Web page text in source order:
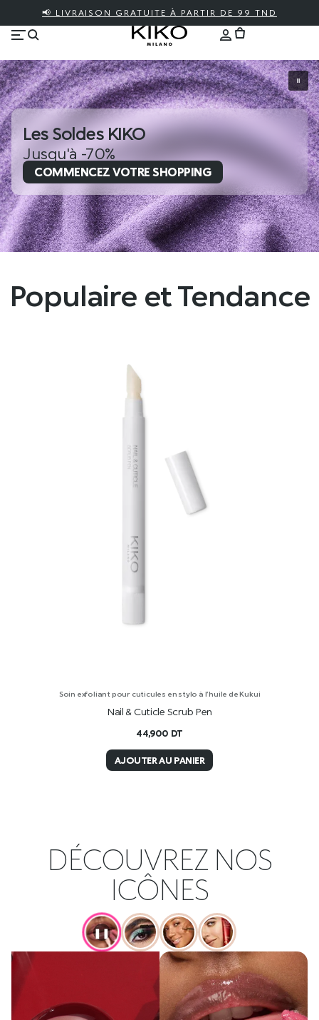
📢 LIVRAISON GRATUITE À PARTIR DE 99 TND
Les Soldes KIKO
Jusqu'à -70%
COMMENCEZ VOTRE SHOPPING
Populaire et Tendance
Soin exfoliant pour cuticules en stylo à l’huile de Kukui
Nail & Cuticle Scrub Pen
44,900 DT
AJOUTER AU PANIER
DÉCOUVREZ NOS
ICÔNES
❚❚